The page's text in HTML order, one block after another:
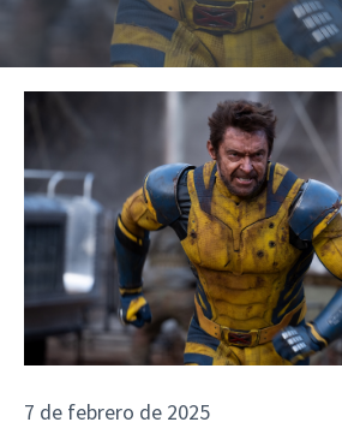
7 de febrero de 2025